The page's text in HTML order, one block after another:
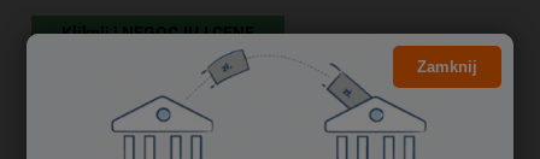
Kliknij i NEGOCJUJ CENĘ
19,46 zł
Zamknij